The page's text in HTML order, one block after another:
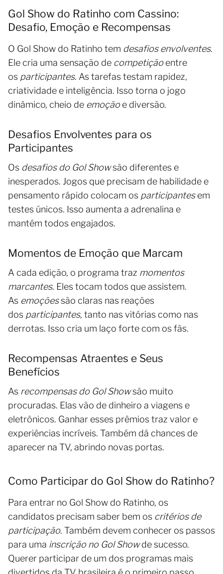
Gol Show do Ratinho com Cassino:
Desafio, Emoção e Recompensas
O Gol Show do Ratinho tem desafios envolventes.
Ele cria uma sensação de competiçãoentre
os participantes. As tarefas testam rapidez,
criatividade e inteligência. Isso torna o jogo
dinâmico, cheio de emoçãoe diversão.
Desafios Envolventes para os
Participantes
Os desafios do Gol Showsão diferentes e
inesperados. Jogos que precisam de habilidade e
pensamento rápido colocam os participantesem
testes únicos. Isso aumenta a adrenalina e
mantém todos engajados.
Momentos de Emoção que Marcam
A cada edição, o programa traz momentos
marcantes. Eles tocam todos que assistem.
As emoçõessão claras nas reações
dos participantes, tanto nas vitórias como nas
derrotas. Isso cria um laço forte com os fãs.
Recompensas Atraentes e Seus
Benefícios
As recompensas do Gol Showsão muito
procuradas. Elas vão de dinheiro a viagens e
eletrônicos. Ganhar esses prêmios traz valor e
experiências incríveis. Também dá chances de
aparecer na TV, abrindo novas portas.
Como Participar do Gol Show do Ratinho?
Para entrar no Gol Show do Ratinho, os
candidatos precisam saber bem os critérios de
participação. Também devem conhecer os passos
para uma inscrição no Gol Showde sucesso.
Querer participar de um dos programas mais